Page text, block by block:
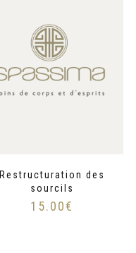
Restructuration des
sourcils
15.00€